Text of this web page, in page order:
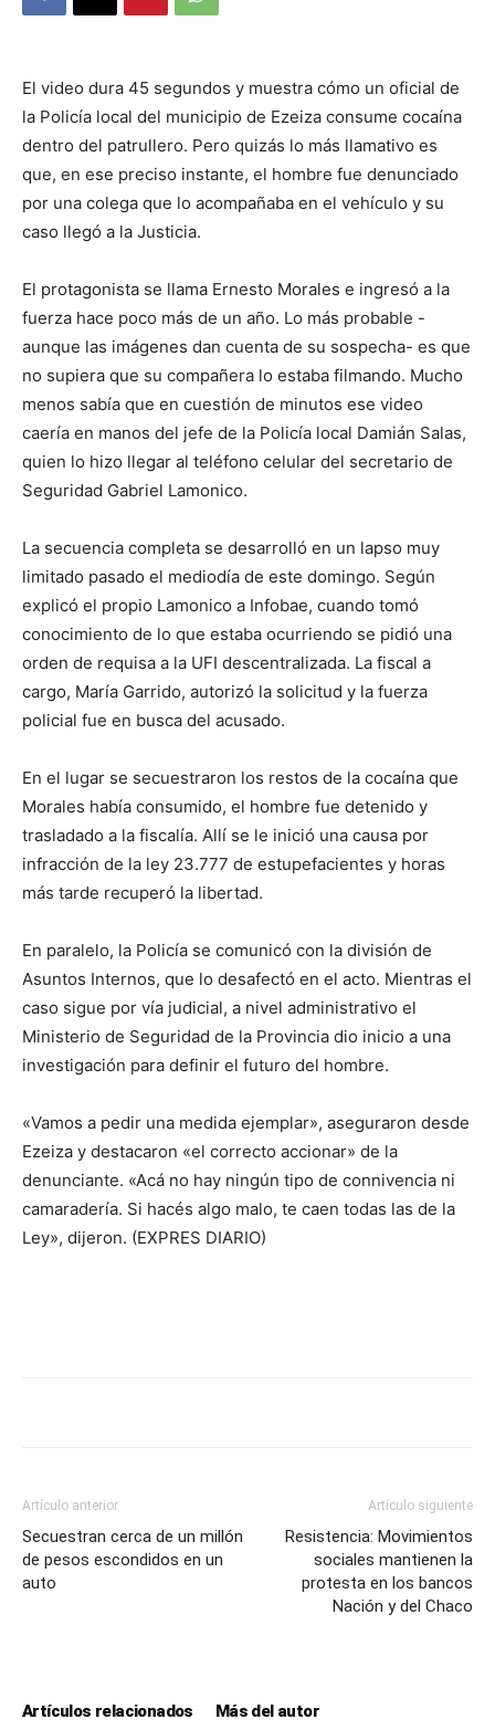
::
La
Verdad
es
que
se
ve…
El video dura 45 segundos y muestra cómo un oficial de
la Policía local del municipio de Ezeiza consume cocaína
dentro del patrullero. Pero quizás lo más llamativo es
que, en ese preciso instante, el hombre fue denunciado
por una colega que lo acompañaba en el vehículo y su
caso llegó a la Justicia.
El protagonista se llama Ernesto Morales e ingresó a la
fuerza hace poco más de un año. Lo más probable -
aunque las imágenes dan cuenta de su sospecha- es que
no supiera que su compañera lo estaba filmando. Mucho
menos sabía que en cuestión de minutos ese video
caería en manos del jefe de la Policía local Damián Salas,
quien lo hizo llegar al teléfono celular del secretario de
Seguridad Gabriel Lamonico.
La secuencia completa se desarrolló en un lapso muy
limitado pasado el mediodía de este domingo. Según
explicó el propio Lamonico a Infobae, cuando tomó
conocimiento de lo que estaba ocurriendo se pidió una
orden de requisa a la UFI descentralizada. La fiscal a
cargo, María Garrido, autorizó la solicitud y la fuerza
policial fue en busca del acusado.
En el lugar se secuestraron los restos de la cocaína que
Morales había consumido, el hombre fue detenido y
trasladado a la fiscalía. Allí se le inició una causa por
infracción de la ley 23.777 de estupefacientes y horas
más tarde recuperó la libertad.
En paralelo, la Policía se comunicó con la división de
Asuntos Internos, que lo desafectó en el acto. Mientras el
caso sigue por vía judicial, a nivel administrativo el
Ministerio de Seguridad de la Provincia dio inicio a una
investigación para definir el futuro del hombre.
«Vamos a pedir una medida ejemplar», aseguraron desde
Ezeiza y destacaron «el correcto accionar» de la
denunciante. «Acá no hay ningún tipo de connivencia ni
camaradería. Si hacés algo malo, te caen todas las de la
Ley», dijeron. (EXPRES DIARIO)
Artículo anterior
Secuestran cerca de un millón
de pesos escondidos en un
auto
Artículo siguiente
Resistencia: Movimientos
sociales mantienen la
protesta en los bancos
Nación y del Chaco
Artículos relacionados Más del autor